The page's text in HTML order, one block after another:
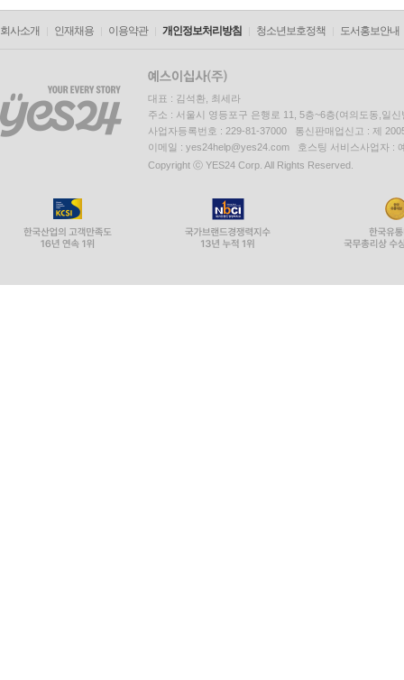
회사소개 인재채용 이용약관 개인정보처리방침 청소년보호정책 도서홍보안내
대표 : 김석환, 최세라
주소 : 서울시 영등포구 은행로 11, 5층~6층(여의도동,일신
사업자등록번호 : 229-81-37000 통신판매업신고 : 제
이메일 : yes24help@yes24.com 호스팅 서비스사업자 :
Copyright ⓒ YES24 Corp. All Rights Reserved.